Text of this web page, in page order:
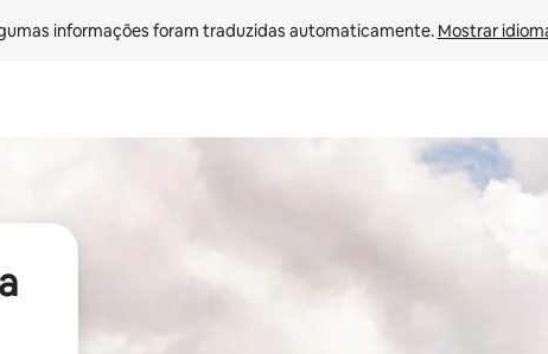
informações foram traduzidas automaticamente. Mostrar